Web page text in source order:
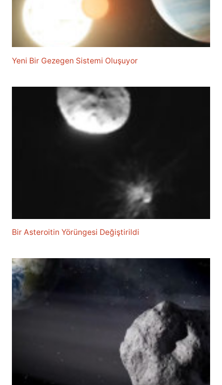
Yeni Bir Gezegen Sistemi Oluşuyor
Bir Asteroitin Yörüngesi Değiştirildi